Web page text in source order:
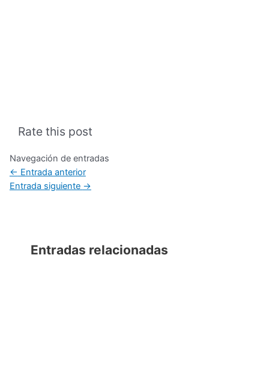
Rate this post
Navegación de entradas
← Entrada anterior
Entrada siguiente →
Entradas relacionadas